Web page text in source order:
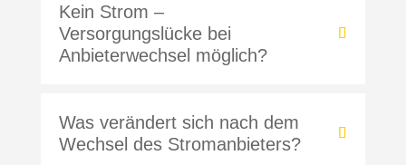
Kein Strom –
Versorgungslücke bei
Anbieterwechsel möglich?
Was verändert sich nach dem
Wechsel des Stromanbieters?